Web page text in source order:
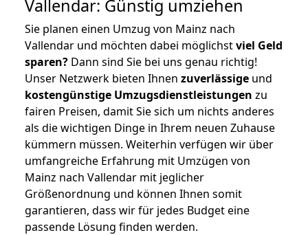
Vallendar: Günstig umziehen
Sie planen einen Umzug von Mainz nach
Vallendar und möchten dabei möglichstviel Geld
sparen? Dann sind Sie bei uns genau richtig!
Unser Netzwerk bieten Ihnen zuverlässige und
kostengünstige Umzugsdienstleistungen zu
fairen Preisen, damit Sie sich um nichts anderes
als die wichtigen Dinge in Ihrem neuen Zuhause
kümmern müssen. Weiterhin verfügen wir über
umfangreiche Erfahrung mit Umzügen von
Mainz nach Vallendar mit jeglicher
Größenordnung und können Ihnen somit
garantieren, dass wir für jedes Budget eine
passende Lösung finden werden.